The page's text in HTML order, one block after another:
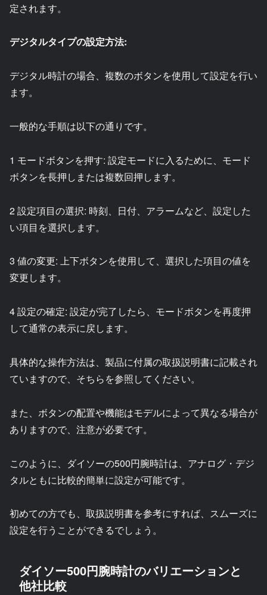
定されます。
デジタルタイプの設定方法:
デジタル時計の場合、複数のボタンを使用して設定を行い
ます。
一般的な手順は以下の通りです。
1 モードボタンを押す: 設定モードに入るために、モード
ボタンを長押しまたは複数回押します。
2 設定項目の選択: 時刻、日付、アラームなど、設定した
い項目を選択します。
3 値の変更: 上下ボタンを使用して、選択した項目の値を
変更します。
4 設定の確定: 設定が完了したら、モードボタンを再度押
して通常の表示に戻します。
具体的な操作方法は、製品に付属の取扱説明書に記載され
ていますので、そちらを参照してください。
また、ボタンの配置や機能はモデルによって異なる場合が
ありますので、注意が必要です。
このように、ダイソーの500円腕時計は、アナログ・デジ
タルともに比較的簡単に設定が可能です。
初めての方でも、取扱説明書を参考にすれば、スムーズに
設定を行うことができるでしょう。
ダイソー500円腕時計のバリエーションと
他社比較